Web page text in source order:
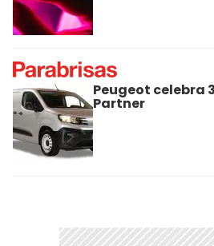
Peugeot celebra
Partner